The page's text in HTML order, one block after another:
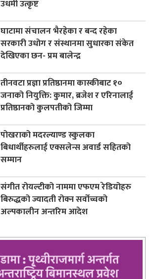
उधमी उत्कृष्ट
घाटामा संचालन भैरहेका र बन्द रहेका
सरकारी उधोग र संस्थानमा सुधारका संकेत
देखिएका छन- प्रम बालेन्द्र
तीनवटा प्रज्ञा प्रतिष्ठानमा कास्कीबाट १०
जनाको नियुक्ति: कुमार, ब्रजेश र एरिनालाई
प्रतिष्ठानको कुलपतीको जिम्मा
पोखराको मदरल्याण्ड स्कुलका
बिधार्थीहरुलाई एक्सलेन्स अवार्ड सहितको
सम्मान
संगीत रोयल्टीको नाममा एफएम रेडियोहरु
बिरुद्धको ज्यादती रोक्न सर्वोच्चको
अल्पकालीन अन्तरिम आदेश